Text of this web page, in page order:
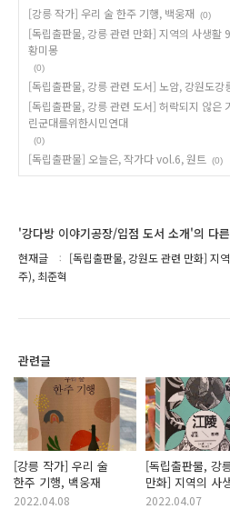
[강릉 작가] 우리 술 한주 기행, 백웅재
(0)
[독립출판물, 강릉 관련 만화] 지역의 사생활
황미몽
(0)
[독립출판물, 강릉 관련 도서] 노암, 강원도강
[독립출판물, 강릉 관련 도서] 허락되지 않은
린군대를위한시민연대
(0)
[독립출판물] 오늘은, 작가다 vol.6, 원트 (0)
'강다방 이야기공장/입점 도서 소개'의 다
현재글
[독립출판물, 강원도 관련 만화] 지
주), 최준혁
관련글
[강릉 작가] 우리 술
한주 기행, 백웅재
2022.04.08
[독립출판물, 강
만화] 지역의 사
강릉 (심야행), 황
2022.04.07